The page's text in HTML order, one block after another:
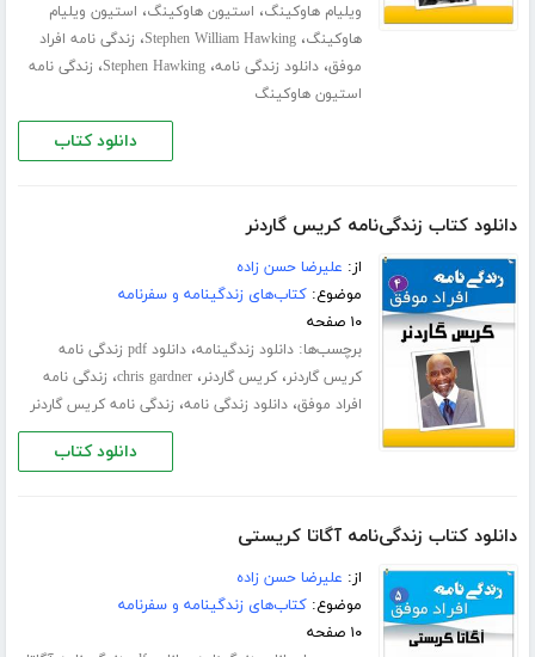
ویلیام هاوکینگ، استیون هاوکینگ، استیون ویلیام
هاوکینگ،Stephen William Hawking، زندگی نامه افراد
موفق،دانلود زندگی نامه،Stephen Hawking، زندگی نامه
استیون هاوکینگ
دانلود کتاب
دانلود کتاب زندگی‌نامه کریس گاردنر
از: علیرضا حسن زاده
موضوع:کتاب‌های زندگینامه و سفرنامه
۱۰ صفحه
برچسب‌ها:دانلود زندگینامه،
دانلود pdf زندگی نامه
کریس گاردنر،کریس گاردنر،chris gardner، زندگی نامه
افراد موفق،دانلود زندگی نامه، زندگی نامه کریس گاردنر
دانلود کتاب
دانلود کتاب زندگی‌نامه آگاتا کریستی
از: علیرضا حسن زاده
موضوع:کتاب‌های زندگینامه و سفرنامه
۱۰ صفحه